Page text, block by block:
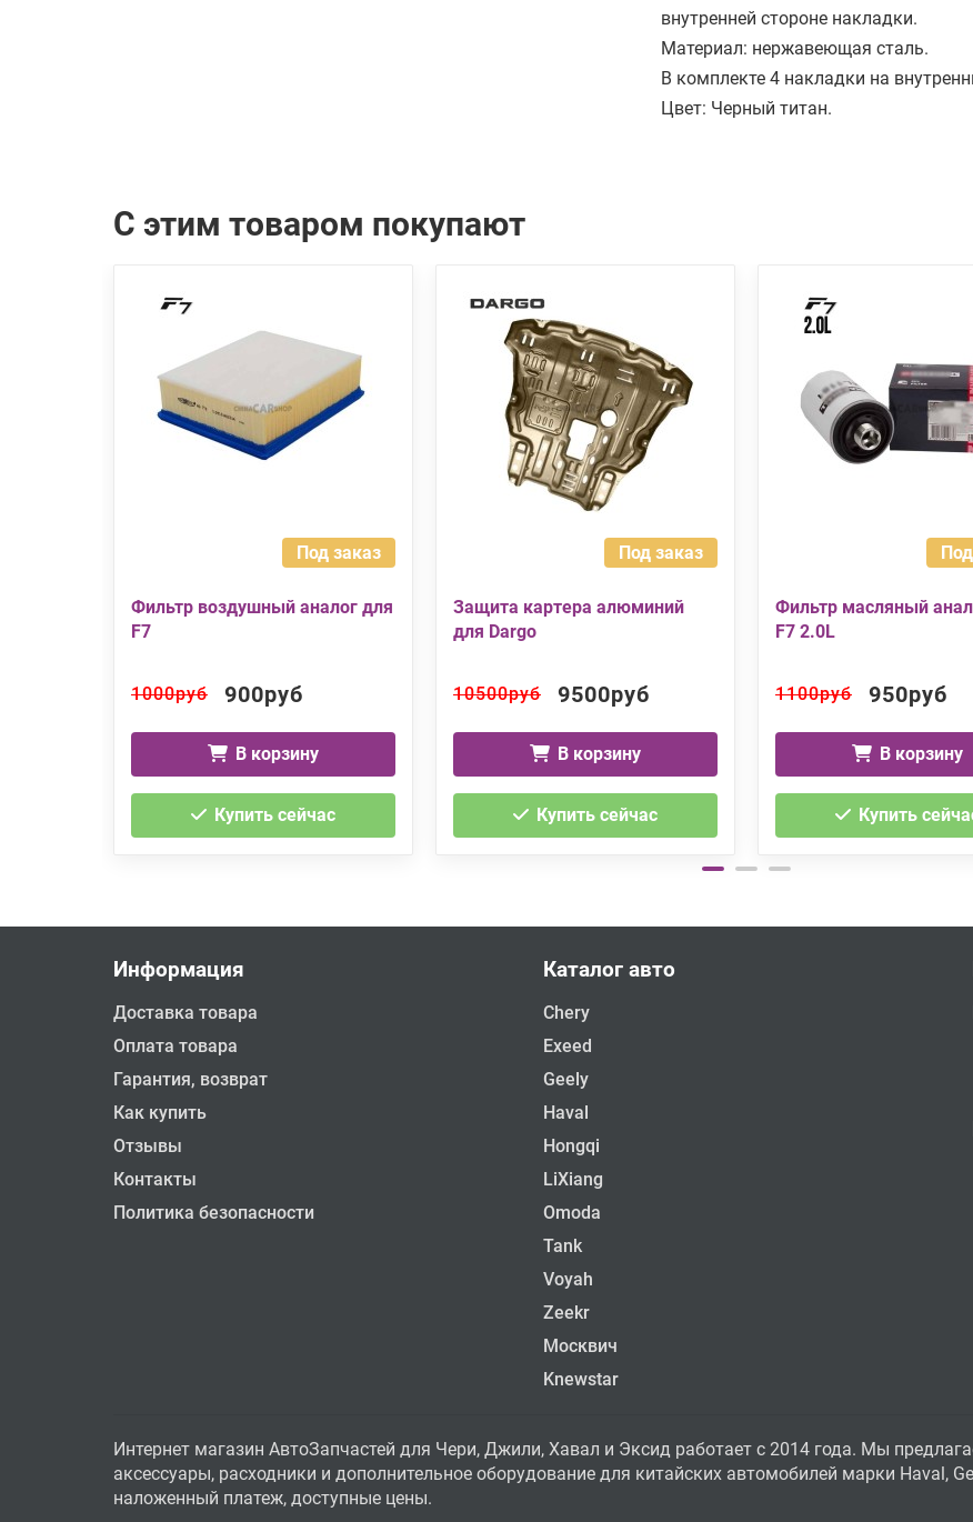
внутренней стороне накладки.
Материал: нержавеющая сталь.
В комплекте 4 накладки на
Цвет: Черный титан.
С этим товаром покупают
Под заказ
Фильтр воздушный аналог для
F7
1000руб 900руб
В корзину
Купить сейчас
Под заказ
Защита картера алюминий
для Dargo
10500руб 9500руб
В корзину
Купить сейчас
Фильтр масляный
F7 2.0L
1100руб 950руб
В корзину
Купить
Информация
Доставка товара
Оплата товара
Гарантия, возврат
Как купить
Отзывы
Контакты
Политика безопасности
Каталог авто
Chery
Exeed
Geely
Haval
Hongqi
LiXiang
Omoda
Tank
Voyah
Zeekr
Москвич
Knewstar
Интернет магазин АвтоЗапчастей для Чери, Джили, Хавал и Эксид работает с 2014 года. Мы
аксессуары, расходники и дополнительное оборудование для китайских автомобилей марки Haval,
наложенный платеж, доступные цены.